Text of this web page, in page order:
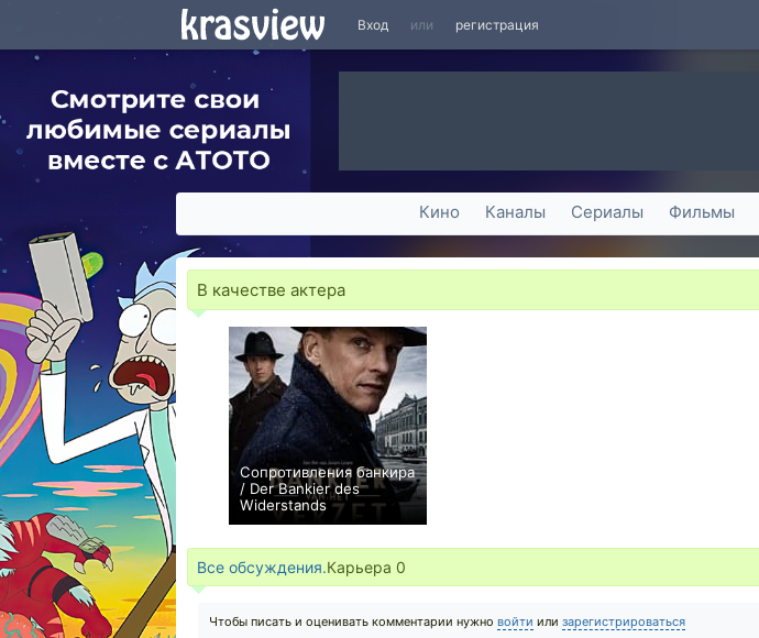
Вход или регистрация
Кино Каналы Сериалы Фильмы
В качестве актера
Сопротивления банкира
/ Der Bankier des
Widerstands
0
Все обсуждения.Карьера 0
Чтобы писать и оценивать комментарии нужно войти или зарегистрироваться